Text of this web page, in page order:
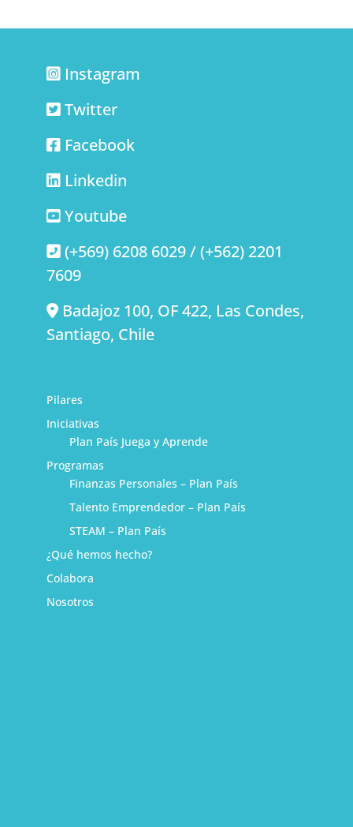
Instagram
Twitter
Facebook
Linkedin
Youtube
(+569) 6208 6029 / (+562) 2201
7609
Badajoz 100, OF 422, Las Condes,
Santiago, Chile
Pilares
Iniciativas
Plan País Juega y Aprende
Programas
Finanzas Personales – Plan País
Talento Emprendedor – Plan País
STEAM – Plan País
¿Qué hemos hecho?
Colabora
Nosotros